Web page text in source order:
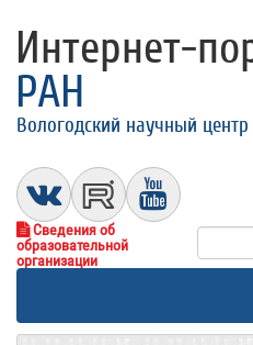
Интернет-
РАН
Вологодский научный
Сведения об
образовательной
организации